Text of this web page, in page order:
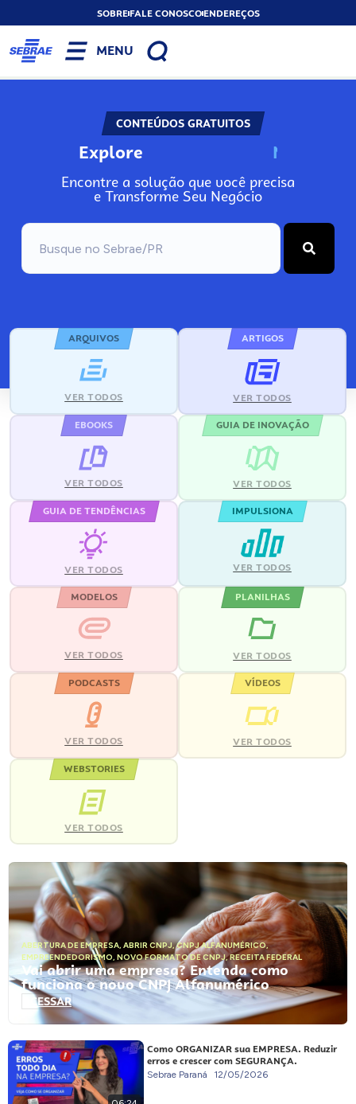
SOBREFALE CONOSCOENDEREÇOS
MENU
CONTEÚDOS GRATUITOS
Explore N
Encontre a solução que você precisa
e Transforme Seu Negócio
ARQUIVOS
VER TODOS
ARTIGOS
VER TODOS
EBOOKS
VER TODOS
GUIA DE INOVAÇÃO
VER TODOS
GUIA DE TENDÊNCIAS
VER TODOS
IMPULSIONA
VER TODOS
MODELOS
VER TODOS
PLANILHAS
VER TODOS
PODCASTS
VER TODOS
VÍDEOS
VER TODOS
WEBSTORIES
VER TODOS
ABERTURA DE EMPRESA, ABRIR CNPJ,CNPJ ALFANUMÉRICO,
EMPREENDEDORISMO, NOVO FORMATO DE CNPJ,RECEITA FEDERAL
Vai abrir uma empresa? Entenda como
funciona o novo CNPJ Alfanumérico
ACESSAR
Como ORGANIZAR sua EMPRESA. Reduzir
erros e crescer com SEGURANÇA.
Sebrae Paraná 12/05/2026